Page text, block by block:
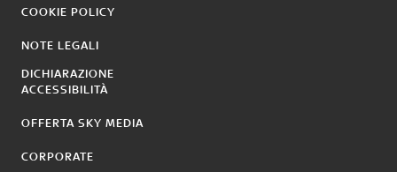
COOKIE POLICY
NOTE LEGALI
DICHIARAZIONE
ACCESSIBILITÀ
OFFERTA SKY MEDIA
CORPORATE